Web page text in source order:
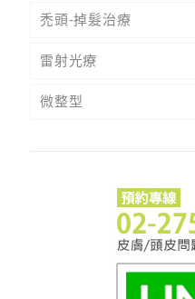
禿頭-掉髮治療
雷射光療
微整型